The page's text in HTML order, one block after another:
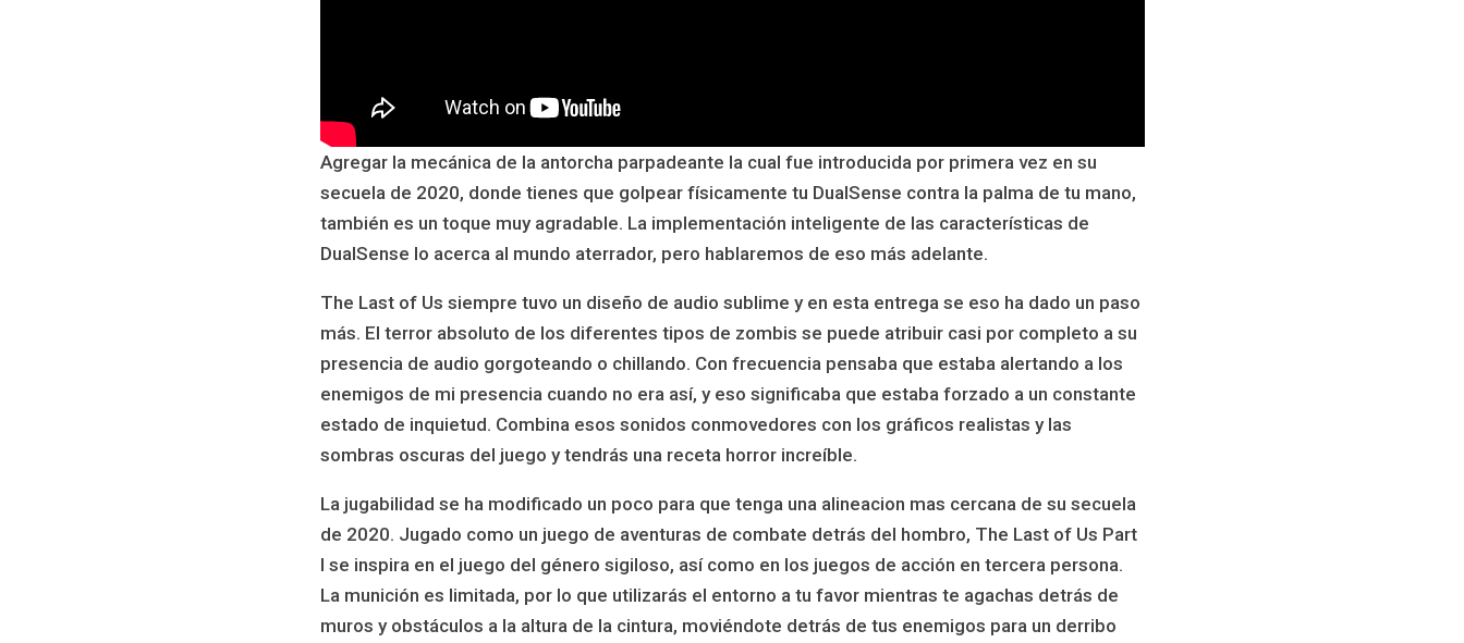
Agregar la mecánica de la antorcha parpadeante la cual fue introducida por primera vez en su
secuela de 2020, donde tienes que golpear físicamente tu DualSense contra la palma de tu mano,
también es un toque muy agradable. La implementación inteligente de las características de
DualSense lo acerca al mundo aterrador, pero hablaremos de eso más adelante.
The Last of Us siempre tuvo un diseño de audio sublime y en esta entrega se eso ha dado un paso
más. El terror absoluto de los diferentes tipos de zombis se puede atribuir casi por completo a su
presencia de audio gorgoteando o chillando. Con frecuencia pensaba que estaba alertando a los
enemigos de mi presencia cuando no era así, y eso significaba que estaba forzado a un constante
estado de inquietud. Combina esos sonidos conmovedores con los gráficos realistas y las
sombras oscuras del juego y tendrás una receta horror increíble.
La jugabilidad se ha modificado un poco para que tenga una alineacion mas cercana de su secuela
de 2020. Jugado como un juego de aventuras de combate detrás del hombro, The Last of Us Part
I se inspira en el juego del género sigiloso, así como en los juegos de acción en tercera persona.
La munición es limitada, por lo que utilizarás el entorno a tu favor mientras te agachas detrás de
muros y obstáculos a la altura de la cintura, moviéndote detrás de tus enemigos para un derribo